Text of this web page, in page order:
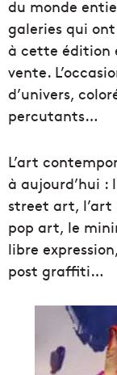
du monde
galeries qui
à cette édition
vente.
d’univers,
percutants…
L’art
à aujourd’hui :
street art, l’art
pop art, le
libre
post graffiti…